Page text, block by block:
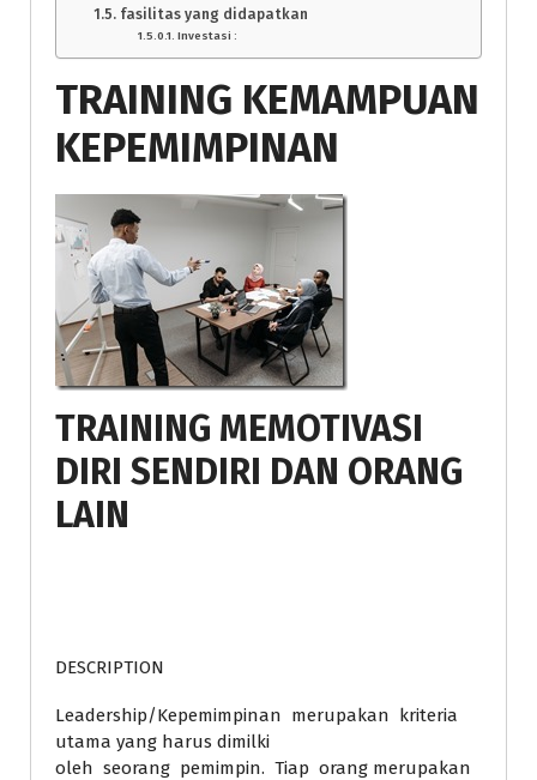
fasilitas yang didapatkan
Investasi :
TRAINING KEMAMPUAN
KEPEMIMPINAN
TRAINING MEMOTIVASI
DIRI SENDIRI DAN ORANG
LAIN
DESCRIPTION
Leadership/Kepemimpinan merupakan kriteria
utama yang harus dimilki
oleh seorang pemimpin. Tiap orang merupakan